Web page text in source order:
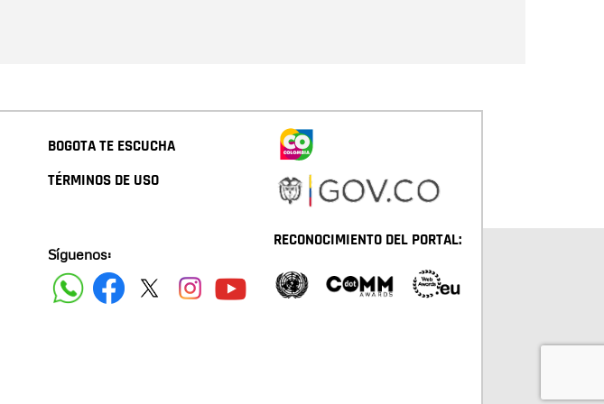
BOGOTA TE ESCUCHA
TÉRMINOS DE USO
Síguenos:
RECONOCIMIENTO DEL PORTAL: